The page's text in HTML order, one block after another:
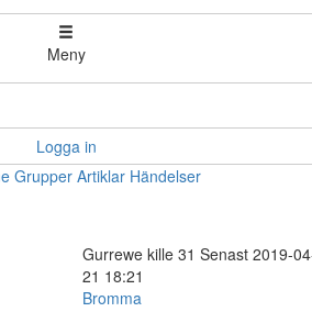
Meny
Logga in
Grupper Artiklar Händelser
Gurrewe kille 31 Senast 2019-
21 18:21
Bromma